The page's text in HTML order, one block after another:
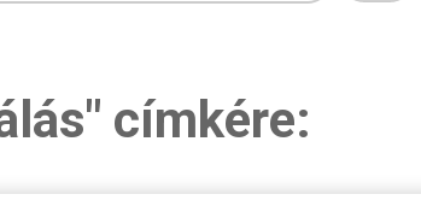
címkére: